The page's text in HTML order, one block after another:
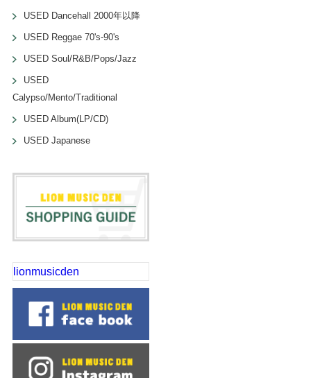
USED Dancehall 2000年以降
USED Reggae 70's-90's
USED Soul/R&B/Pops/Jazz
USED
Calypso/Mento/Traditional
USED Album(LP/CD)
USED Japanese
lionmusicden